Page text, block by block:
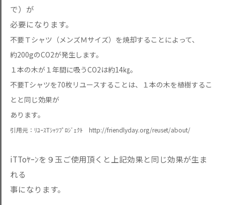
で）が
必要になります。
不要Ｔシャツ（メンズＭサイズ）を焼却することによって、
約200gのCO2が発生します。
１本の木が１年間に吸うCO2は約14㎏。
不要Tシャツを70枚リユースすることは、１本の木を植樹するこ
とと同じ効果が
あります。
引用元：ﾘﾕｰｽTｼｬﾂﾌﾟﾛｼﾞｪｸﾄ http://friendlyday.org/reuset/about/
iTToﾔｰﾝを９玉ご使用頂くと上記効果と同じ効果が生ま
れる
事になります。